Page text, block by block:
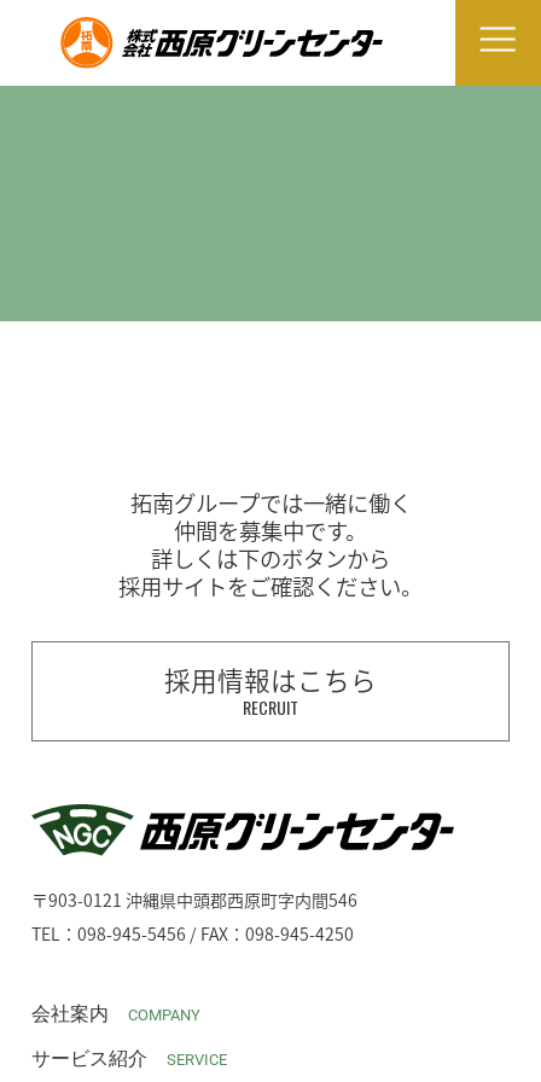
拓南グループでは一緒に働く
仲間を募集中です。
詳しくは下のボタンから
採用サイトをご確認ください。
採用情報はこちら
RECRUIT
〒903-0121 沖縄県中頭郡西原町字内間546
TEL：098-945-5456 / FAX：098-945-4250
会社案内 COMPANY
サービス紹介 SERVICE